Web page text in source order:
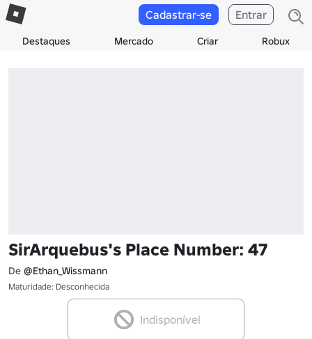
Destaques Mercado Criar Robux
Cadastrar-se Entrar
SirArquebus's Place Number: 47
De @Ethan_Wissmann
Maturidade: Desconhecida
Indisponível